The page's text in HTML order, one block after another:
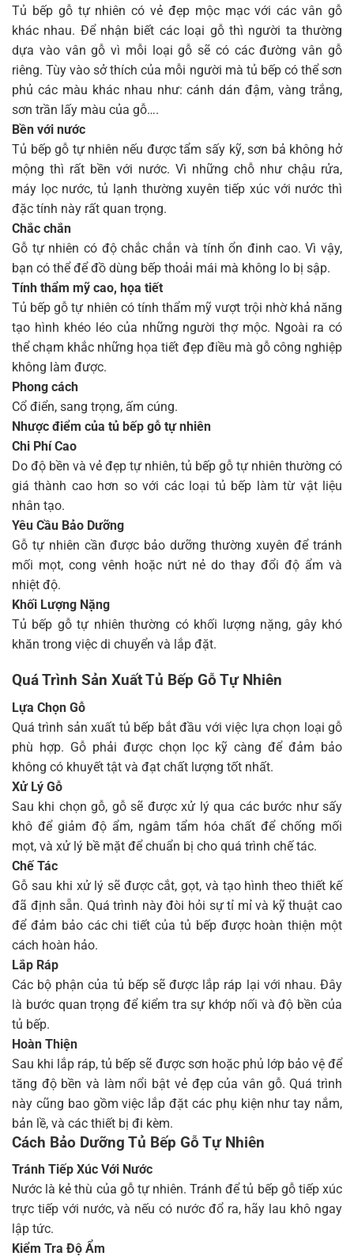
Tủ bếp gỗ tự nhiên có vẻ đẹp mộc mạc với các vân gỗ
khác nhau. Để nhận biết các loại gỗ thì người ta thường
dựa vào vân gỗ vì mỗi loại gỗ sẽ có các đường vân gỗ
riêng. Tùy vào sở thích của mỗi người mà tủ bếp có thể sơn
phủ các màu khác nhau như: cánh dán đậm, vàng trắng,
sơn trần lấy màu của gỗ….
Bền với nước
Tủ bếp gỗ tự nhiên nếu được tẩm sấy kỹ, sơn bả không hở
mộng thì rất bền với nước. Vì những chỗ như chậu rửa,
máy lọc nước, tủ lạnh thường xuyên tiếp xúc với nước thì
đặc tính này rất quan trọng.
Chắc chắn
Gỗ tự nhiên có độ chắc chắn và tính ổn đinh cao. Vì vậy,
bạn có thể để đồ dùng bếp thoải mái mà không lo bị sập.
Tính thẩm mỹ cao, họa tiết
Tủ bếp gỗ tự nhiên có tính thẩm mỹ vượt trội nhờ khả năng
tạo hình khéo léo của những người thợ mộc. Ngoài ra có
thể chạm khắc những họa tiết đẹp điều mà gỗ công nghiệp
không làm được.
Phong cách
Cổ điển, sang trọng, ấm cúng.
Nhược điểm của tủ bếp gỗ tự nhiên
Chi Phí Cao
Do độ bền và vẻ đẹp tự nhiên, tủ bếp gỗ tự nhiên thường có
giá thành cao hơn so với các loại tủ bếp làm từ vật liệu
nhân tạo.
Yêu Cầu Bảo Dưỡng
Gỗ tự nhiên cần được bảo dưỡng thường xuyên để tránh
mối mọt, cong vênh hoặc nứt nẻ do thay đổi độ ẩm và
nhiệt độ.
Khối Lượng Nặng
Tủ bếp gỗ tự nhiên thường có khối lượng nặng, gây khó
khăn trong việc di chuyển và lắp đặt.
Quá Trình Sản Xuất Tủ Bếp Gỗ Tự Nhiên
Lựa Chọn Gỗ
Quá trình sản xuất tủ bếp bắt đầu với việc lựa chọn loại gỗ
phù hợp. Gỗ phải được chọn lọc kỹ càng để đảm bảo
không có khuyết tật và đạt chất lượng tốt nhất.
Xử Lý Gỗ
Sau khi chọn gỗ, gỗ sẽ được xử lý qua các bước như sấy
khô để giảm độ ẩm, ngâm tẩm hóa chất để chống mối
mọt, và xử lý bề mặt để chuẩn bị cho quá trình chế tác.
Chế Tác
Gỗ sau khi xử lý sẽ được cắt, gọt, và tạo hình theo thiết kế
đã định sẵn. Quá trình này đòi hỏi sự tỉ mỉ và kỹ thuật cao
để đảm bảo các chi tiết của tủ bếp được hoàn thiện một
cách hoàn hảo.
Lắp Ráp
Các bộ phận của tủ bếp sẽ được lắp ráp lại với nhau. Đây
là bước quan trọng để kiểm tra sự khớp nối và độ bền của
tủ bếp.
Hoàn Thiện
Sau khi lắp ráp, tủ bếp sẽ được sơn hoặc phủ lớp bảo vệ để
tăng độ bền và làm nổi bật vẻ đẹp của vân gỗ. Quá trình
này cũng bao gồm việc lắp đặt các phụ kiện như tay nắm,
bản lề, và các thiết bị đi kèm.
Cách Bảo Dưỡng Tủ Bếp Gỗ Tự Nhiên
Tránh Tiếp Xúc Với Nước
Nước là kẻ thù của gỗ tự nhiên. Tránh để tủ bếp gỗ tiếp xúc
trực tiếp với nước, và nếu có nước đổ ra, hãy lau khô ngay
lập tức.
Kiểm Tra Độ Ẩm